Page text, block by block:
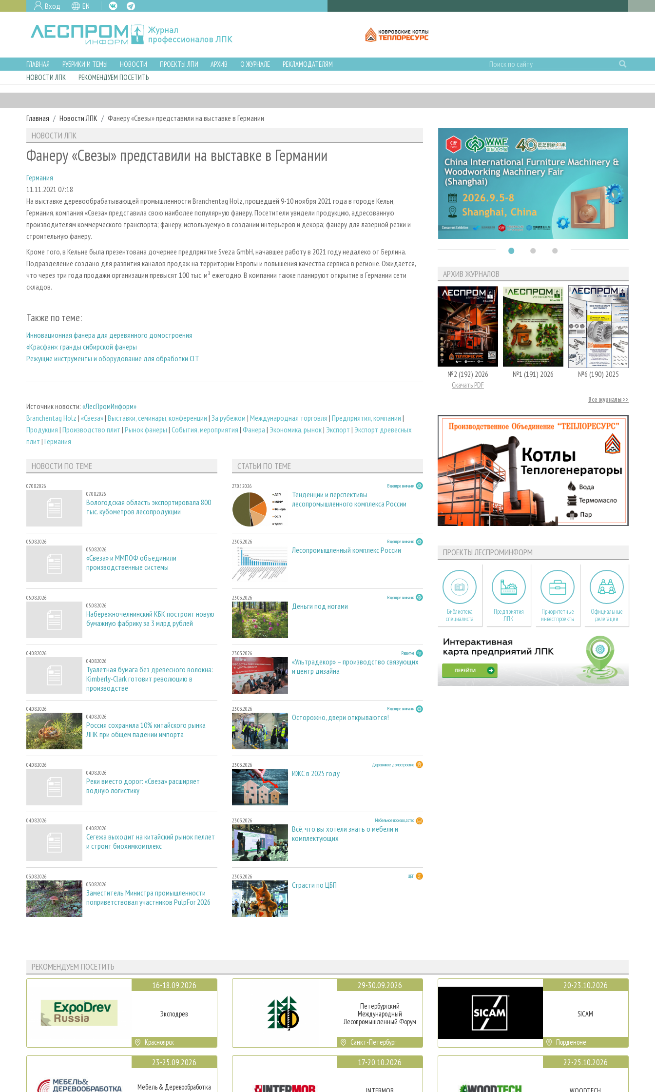
Вход EN
ГЛАВНАЯ РУБРИКИ И ТЕМЫ НОВОСТИ ПРОЕКТЫ ЛПИ АРХИВ О ЖУРНАЛЕ
РЕКЛАМОДАТЕЛЯМ
НОВОСТИ ЛПК
РЕКОМЕНДУЕМ ПОСЕТИТЬ
Главная Новости ЛПК Фанеру «Свезы» представили на выставке в Германии
НОВОСТИ ЛПК
Фанеру «Свезы» представили на выставке в Германии
Германия
11.11.2021 07:18
На выставке деревообрабатывающей промышленности Branchentag Holz, прошедшей 9-10 ноября 2021 года в городе Кельн,
Германия, компания «Свеза» представила свою наиболее популярную фанеру. Посетители увидели продукцию, адресованную
производителям коммерческого транспорта; фанеру, используемую в создании интерьеров и декора; фанеру для лазерной резки и
строительную фанеру.
Кроме того, в Кельне была презентована дочернее предприятие Sveza GmbH, начавшее работу в 2021 году недалеко от Берлина.
Подразделение создано для развития каналов продаж на территории Европы и повышения качества сервиса в регионе. Ожидается,
что через три года продажи организации превысят 100 тыс. м³ ежегодно. В компании также планируют открытие в Германии сети
складов.
Также по теме:
Инновационная фанера для деревянного домостроения
«Красфан»: гранды сибирской фанеры
Режущие инструменты и оборудование для обработки CLT
Источник новости: «ЛесПромИнформ»
Branchentag Holz | «Свеза»| Выставки, семинары, конференции | За рубежом | Международная торговля | Предприятия, компании |
Продукция | Производство плит | Рынок фанеры | События, мероприятия | Фанера | Экономика, рынок| Экспорт | Экспорт древесных
плит | Германия
НОВОСТИ ПО ТЕМЕ
07.08.2026
07.08.2026
Вологодская область экспортировала 800
тыс. кубометров лесопродукции
05.08.2026
05.08.2026
«Свеза» и ММПОФ объединили
производственные системы
05.08.2026
05.08.2026
Набережночелнинский КБК построит новую
бумажную фабрику за 3 млрд рублей
04.08.2026
04.08.2026
Туалетная бумага без древесного волокна:
Kimberly-Clark готовит революцию в
производстве
04.08.2026
04.08.2026
Россия сохранила 10% китайского рынка
ЛПК при общем падении импорта
04.08.2026
04.08.2026
Реки вместо дорог: «Свеза» расширяет
водную логистику
04.08.2026
04.08.2026
Сегежа выходит на китайский рынок пеллет
и строит биохимкомплекс
03.08.2026
03.08.2026
Заместитель Министра промышленности
поприветствовал участников PulpFor 2026
СТАТЬИ ПО ТЕМЕ
27.05.2026 В центре внимания
Тенденции и перспективы
лесопромышленного комплекса России
23.03.2026 В центре внимания
Лесопромышленный комплекс России
23.03.2026 В центре внимания
Деньги под ногами
23.03.2026 Развитие
«Ультрадекор» – производство связующих
и центр дизайна
23.03.2026 В центре внимания
Осторожно, двери открываются!
23.03.2026 Деревянное домостроение
ИЖС в 2025 году
23.03.2026 Мебельное производство
Всё, что вы хотели знать о мебели и
комплектующих
23.03.2026 ЦБП
Страсти по ЦБП
АРХИВ ЖУРНАЛОВ
№2 (192) 2026
Скачать PDF
№1 (191) 2026 №6 (190) 2025
Все журналы
ПРОЕКТЫ ЛЕСПРОМИНФОРМ
Библиотека
специалиста
Предприятия
ЛПК
Приоритетные
инвестпроекты
Официальные
делегации
РЕКОМЕНДУЕМ ПОСЕТИТЬ
16-18.09.2026
Эксподрев
Красноярск
23-25.09.2026
Мебель & Деревообработка
29-30.09.2026
Петербургский
Международный
Лесопромышленный Форум
Санкт-Петербург
17-20.10.2026
20-23.10.2026
SICAM
Порденоне
22-25.10.2026